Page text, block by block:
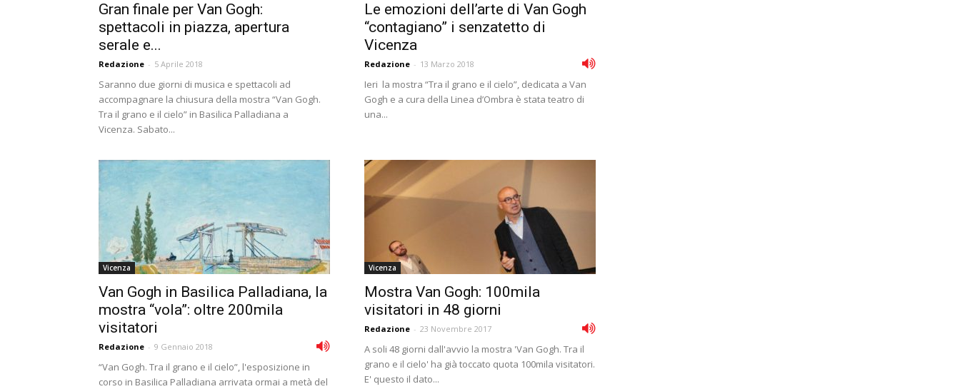
Gran finale per Van Gogh:
spettacoli in piazza, apertura
serale e...
Redazione - 5 Aprile 2018
Saranno due giorni di musica e spettacoli ad
accompagnare la chiusura della mostra “Van Gogh.
Tra il grano e il cielo” in Basilica Palladiana a
Vicenza. Sabato...
Le emozioni dell’arte di Van Gogh
“contagiano” i senzatetto di
Vicenza
Redazione - 13 Marzo 2018
Ieri la mostra “Tra il grano e il cielo”, dedicata a Van
Gogh e a cura della Linea d’Ombra è stata teatro di
una...
Vicenza
Van Gogh in Basilica Palladiana, la
mostra “vola”: oltre 200mila
visitatori
Redazione - 9 Gennaio 2018
“Van Gogh. Tra il grano e il cielo”, l'esposizione in
corso in Basilica Palladiana arrivata ormai a metà del
Vicenza
Mostra Van Gogh: 100mila
visitatori in 48 giorni
Redazione - 23 Novembre 2017
A soli 48 giorni dall'avvio la mostra 'Van Gogh. Tra il
grano e il cielo' ha già toccato quota 100mila visitatori.
E' questo il dato...